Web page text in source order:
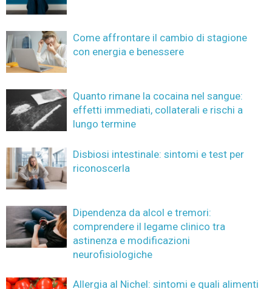
Come affrontare il cambio di stagione
con energia e benessere
Quanto rimane la cocaina nel sangue:
effetti immediati, collaterali e rischi a
lungo termine
Disbiosi intestinale: sintomi e test per
riconoscerla
Dipendenza da alcol e tremori:
comprendere il legame clinico tra
astinenza e modificazioni
neurofisiologiche
Allergia al Nichel: sintomi e quali alimenti